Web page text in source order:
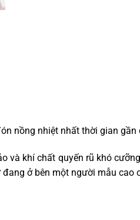
nồng nhiệt nhất thời gian gần
và khí chất quyến rũ khó
ở bên một người mẫu cao